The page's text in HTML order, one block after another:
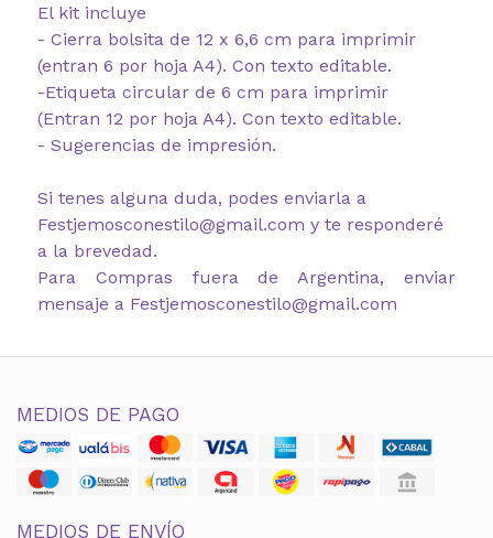
El kit incluye
- Cierra bolsita de 12 x 6,6 cm para imprimir
(entran 6 por hoja A4). Con texto editable.
-Etiqueta circular de 6 cm para imprimir
(Entran 12 por hoja A4). Con texto editable.
- Sugerencias de impresión.
Si tenes alguna duda, podes enviarla a
Festjemosconestilo@gmail.com y te responderé
a la brevedad.
Para Compras fuera de Argentina, enviar
mensaje a Festjemosconestilo@gmail.com
MEDIOS DE PAGO
MEDIOS DE ENVÍO